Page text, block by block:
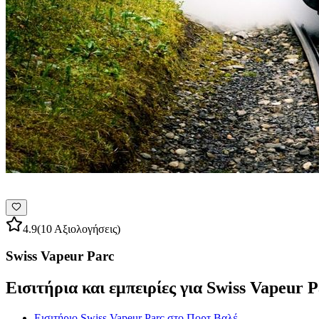
4.9(10 Αξιολογήσεις)
Swiss Vapeur Parc
Εισιτήρια και εμπειρίες για Swiss Vapeur